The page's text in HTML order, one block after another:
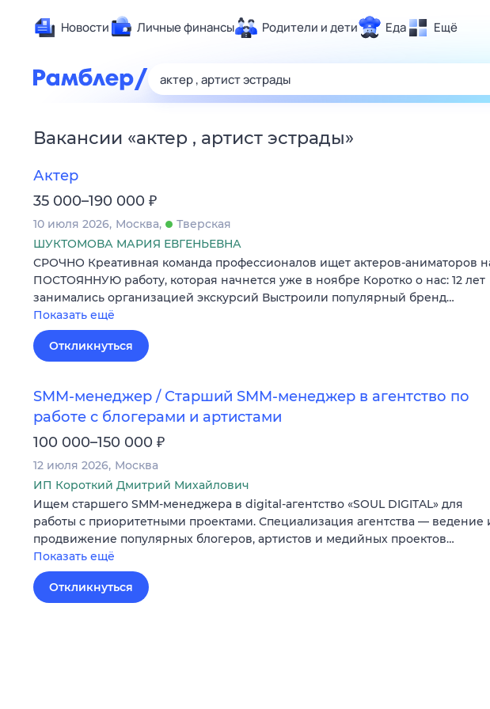
Новости Личные финансы Родители и дети Еда Ещё
Развлечения и отдых
Спорт
Сберегаем вместе
Гороскопы
Вакансии «актер , артист эстрады»
Актер
35 000–190 000 ₽
10 июля 2026 Москва
Тверская
ШУКТОМОВА МАРИЯ ЕВГЕНЬЕВНА
СРОЧНО Креативная команда профессионалов ищет актеров-аниматоров
ПОСТОЯННУЮ работу, которая начнется уже в ноябре Коротко о нас: 12 лет
занимались организацией экскурсий Выстроили популярный бренд…
Показать ещё
Откликнуться
SMM-менеджер / Старший SMM-менеджер в агентство по
работе с блогерами и артистами
100 000–150 000 ₽
12 июля 2026 Москва
ИП Короткий Дмитрий Михайлович
Ищем старшего SMM-менеджера в digital-агентство «SOUL DIGITAL» для
работы с приоритетными проектами. Специализация агентства — ведение
продвижение популярных блогеров, артистов и медийных проектов…
Показать ещё
Откликнуться